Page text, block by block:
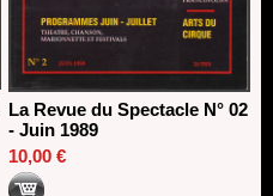
La Revue du Spectacle N° 02
- Juin 1989
10,00 €